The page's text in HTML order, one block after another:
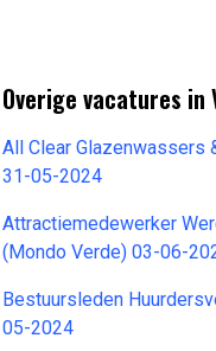
Overige vacatures in
All Clear Glazenwassers
31-05-2024
Attractiemedewerker
(Mondo Verde) 03-06-
Bestuursleden
05-2024